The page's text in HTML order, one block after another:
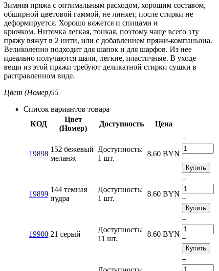
Зимняя пряжа с оптимальным расходом, хорошим составом,
обширной цветовой гаммой, не линяет, после стирки не
деформируется. Хорошо вяжется и спицами и
крючком. Ниточка легкая, тонкая, поэтому чаще всего эту
пряжу вяжут в 2 нити, или с добавлением пряжи-компаньона.
Великолепно подходит для шапок и для шарфов. Из нее
идеально получаются шали, легкие, пластичные. В уходе
вещи из этой пряжи требуют деликатной стирки сушки в
расправленном виде.
Цвет (Номер)55
Список вариантов товара
КОД
Цвет
(Номер)
Доступность Цена
19898
152 бежевый
меланж
Доступность:
1 шт.
8.60 BYN
+
−
Купить
19899
144 темная
пудра
Доступность:
1 шт.
8.60 BYN
+
−
Купить
19900 21 серый
Доступность:
11 шт.
8.60 BYN
+
−
Купить
+